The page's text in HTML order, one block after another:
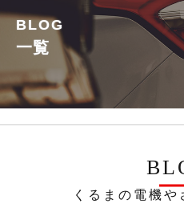
BLOG
一覧
くるまの電機や